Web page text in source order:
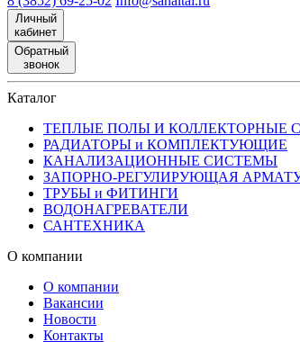
Личный
кабинет
Обратный
звонок
Каталог
ТЕПЛЫЕ ПОЛЫ И КОЛЛЕКТОРНЫЕ
РАДИАТОРЫ и КОМПЛЕКТУЮЩИЕ
КАНАЛИЗАЦИОННЫЕ СИСТЕМЫ
ЗАПОРНО-РЕГУЛИРУЮЩАЯ
ТРУБЫ и ФИТИНГИ
ВОДОНАГРЕВАТЕЛИ
САНТЕХНИКА
О компании
О компании
Вакансии
Новости
Контакты